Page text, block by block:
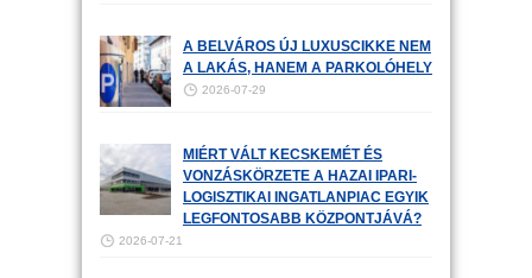
A BELVÁROS ÚJ LUXUSCIKKE NEM
A LAKÁS, HANEM A PARKOLÓHELY
2026-07-29
MIÉRT VÁLT KECSKEMÉT ÉS
VONZÁSKÖRZETE A HAZAI IPARI-
LOGISZTIKAI INGATLANPIAC EGYIK
LEGFONTOSABB KÖZPONTJÁVÁ?
2026-07-21